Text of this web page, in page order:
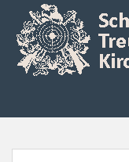
Skip to main content